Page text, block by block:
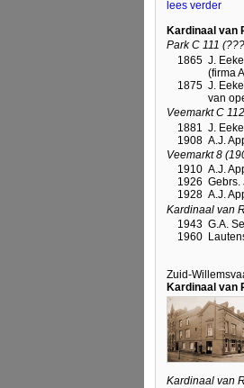
lees verder
Kardinaal van
Park C 111
1865 J.
(firma
1875 J.
van
Veemarkt C
1881
J.
1908 A.J.
Veemarkt 8
1910 A.J.
1926 Gebrs.
1928 A.J.
Kardinaal van
1943 G.A.
1960
Zuid-
Kardinaal van
Kardinaal van